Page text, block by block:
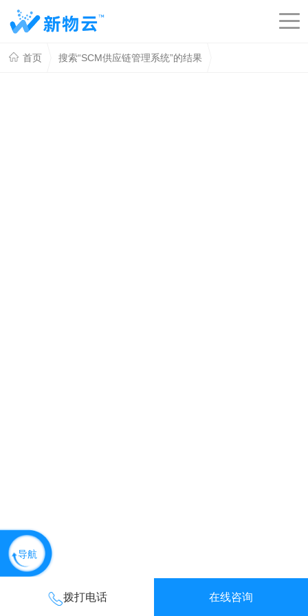
首页 搜索“SCM供应链管理系统”的结果
导航
拨打电话 在线咨询